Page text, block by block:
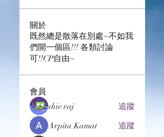
關於
既然總是散落在別處~不如我
們開一個區!!! 各類討論
可!!CP自由~
會員
shiv raj
追蹤
Arpita Kamat
追蹤